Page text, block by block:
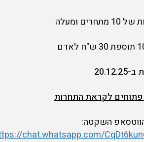
השקטה:
chat.whatsapp.com/